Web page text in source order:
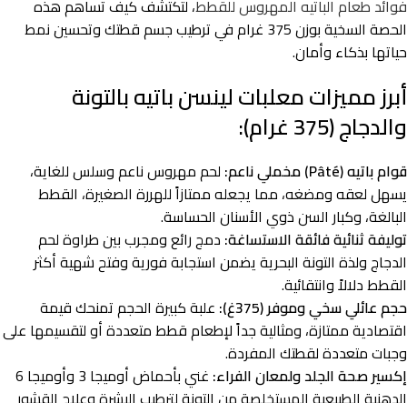
فوائد طعام الباتيه المهروس للقطط، لتكتشف كيف تساهم هذه
الحصة السخية بوزن 375 غرام في ترطيب جسم قطتك وتحسين نمط
حياتها بذكاء وأمان.
أبرز مميزات معلبات لينسن باتيه بالتونة
والدجاج (375 غرام):
قوام باتيه (Pâté) مخملي ناعم:
لحم مهروس ناعم وسلس للغاية،
يسهل لعقه ومضغه، مما يجعله ممتازاً للهررة الصغيرة، القطط
البالغة، وكبار السن ذوي الأسنان الحساسة.
توليفة ثنائية فائقة الاستساغة: دمج رائع ومجرب بين طراوة لحم
الدجاج ولذة التونة البحرية يضمن استجابة فورية وفتح شهية أكثر
القطط دلالاً وانتقائية.
حجم عائلي سخي وموفر (375غ):
علبة كبيرة الحجم تمنحك قيمة
اقتصادية ممتازة، ومثالية جداً لإطعام قطط متعددة أو لتقسيمها على
وجبات متعددة لقطتك المفردة.
إكسير صحة الجلد ولمعان الفراء:
غني بأحماض أوميجا 3 وأوميجا 6